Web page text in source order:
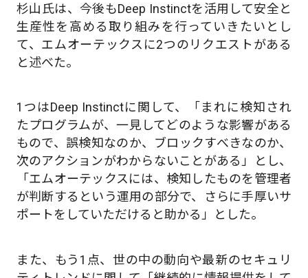
杉山氏は、今後もDeep Instinctを活用して安全と
生産性を高める取り組みを行っていきたいとし
て、エムオーテックスに2つのリクエストがある
と述べた。
1つはDeep Instinctに関して、「まれに検知され
たプログラムが、一見してどのような影響がある
もので、誤検知なのか、ブロックすべきなのか、
次のアクションがわからないことがある」とし、
「エムオーテックスには、検知したものを管理者
が判断するという運用の部分で、さらに手厚いサ
ポートをしていただけると助かる」とした。
また、もう1点、世の中の動向や最新のセキュリ